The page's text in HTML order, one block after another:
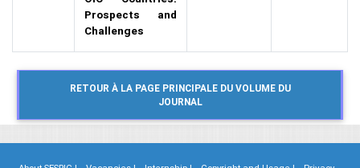
Prospects and
Challenges